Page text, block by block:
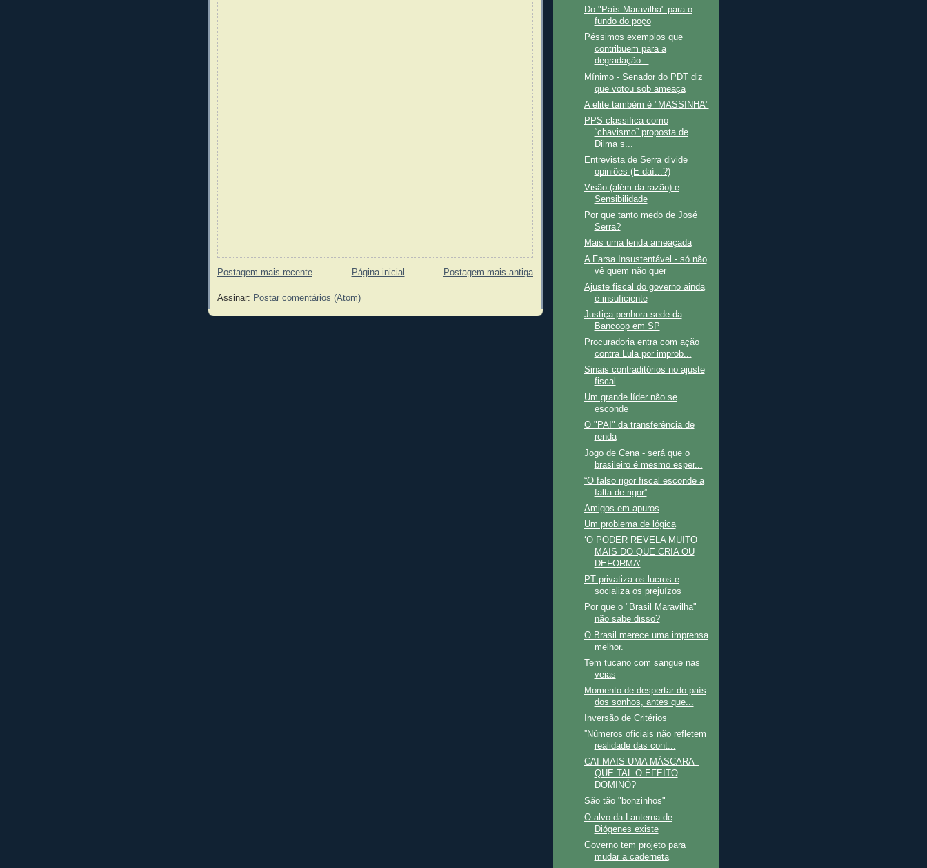
Postagem mais recente Postagem mais antiga
Página inicial
Assinar: Postar comentários (Atom)
Do "País Maravilha" para o
fundo do poço
Péssimos exemplos que
contribuem para a
degradação...
Mínimo - Senador do PDT diz
que votou sob ameaça
A elite também é "MASSINHA"
PPS classifica como
“chavismo” proposta de
Dilma s...
Entrevista de Serra divide
opiniões (E daí...?)
Visão (além da razão) e
Sensibilidade
Por que tanto medo de José
Serra?
Mais uma lenda ameaçada
A Farsa Insustentável - só não
vê quem não quer
Ajuste fiscal do governo ainda
é insuficiente
Justiça penhora sede da
Bancoop em SP
Procuradoria entra com ação
contra Lula por improb...
Sinais contraditórios no ajuste
fiscal
Um grande líder não se
esconde
O "PAI" da transferência de
renda
Jogo de Cena - será que o
brasileiro é mesmo esper...
“O falso rigor fiscal esconde a
falta de rigor”
Amigos em apuros
Um problema de lógica
‘O PODER REVELA MUITO
MAIS DO QUE CRIA OU
DEFORMA’
PT privatiza os lucros e
socializa os prejuízos
Por que o "Brasil Maravilha"
não sabe disso?
O Brasil merece uma imprensa
melhor.
Tem tucano com sangue nas
veias
Momento de despertar do país
dos sonhos, antes que...
Inversão de Critérios
''Números oficiais não refletem
realidade das cont...
CAI MAIS UMA MÁSCARA -
QUE TAL O EFEITO
DOMINÓ?
São tão "bonzinhos"
O alvo da Lanterna de
Diógenes existe
Governo tem projeto para
mudar a caderneta